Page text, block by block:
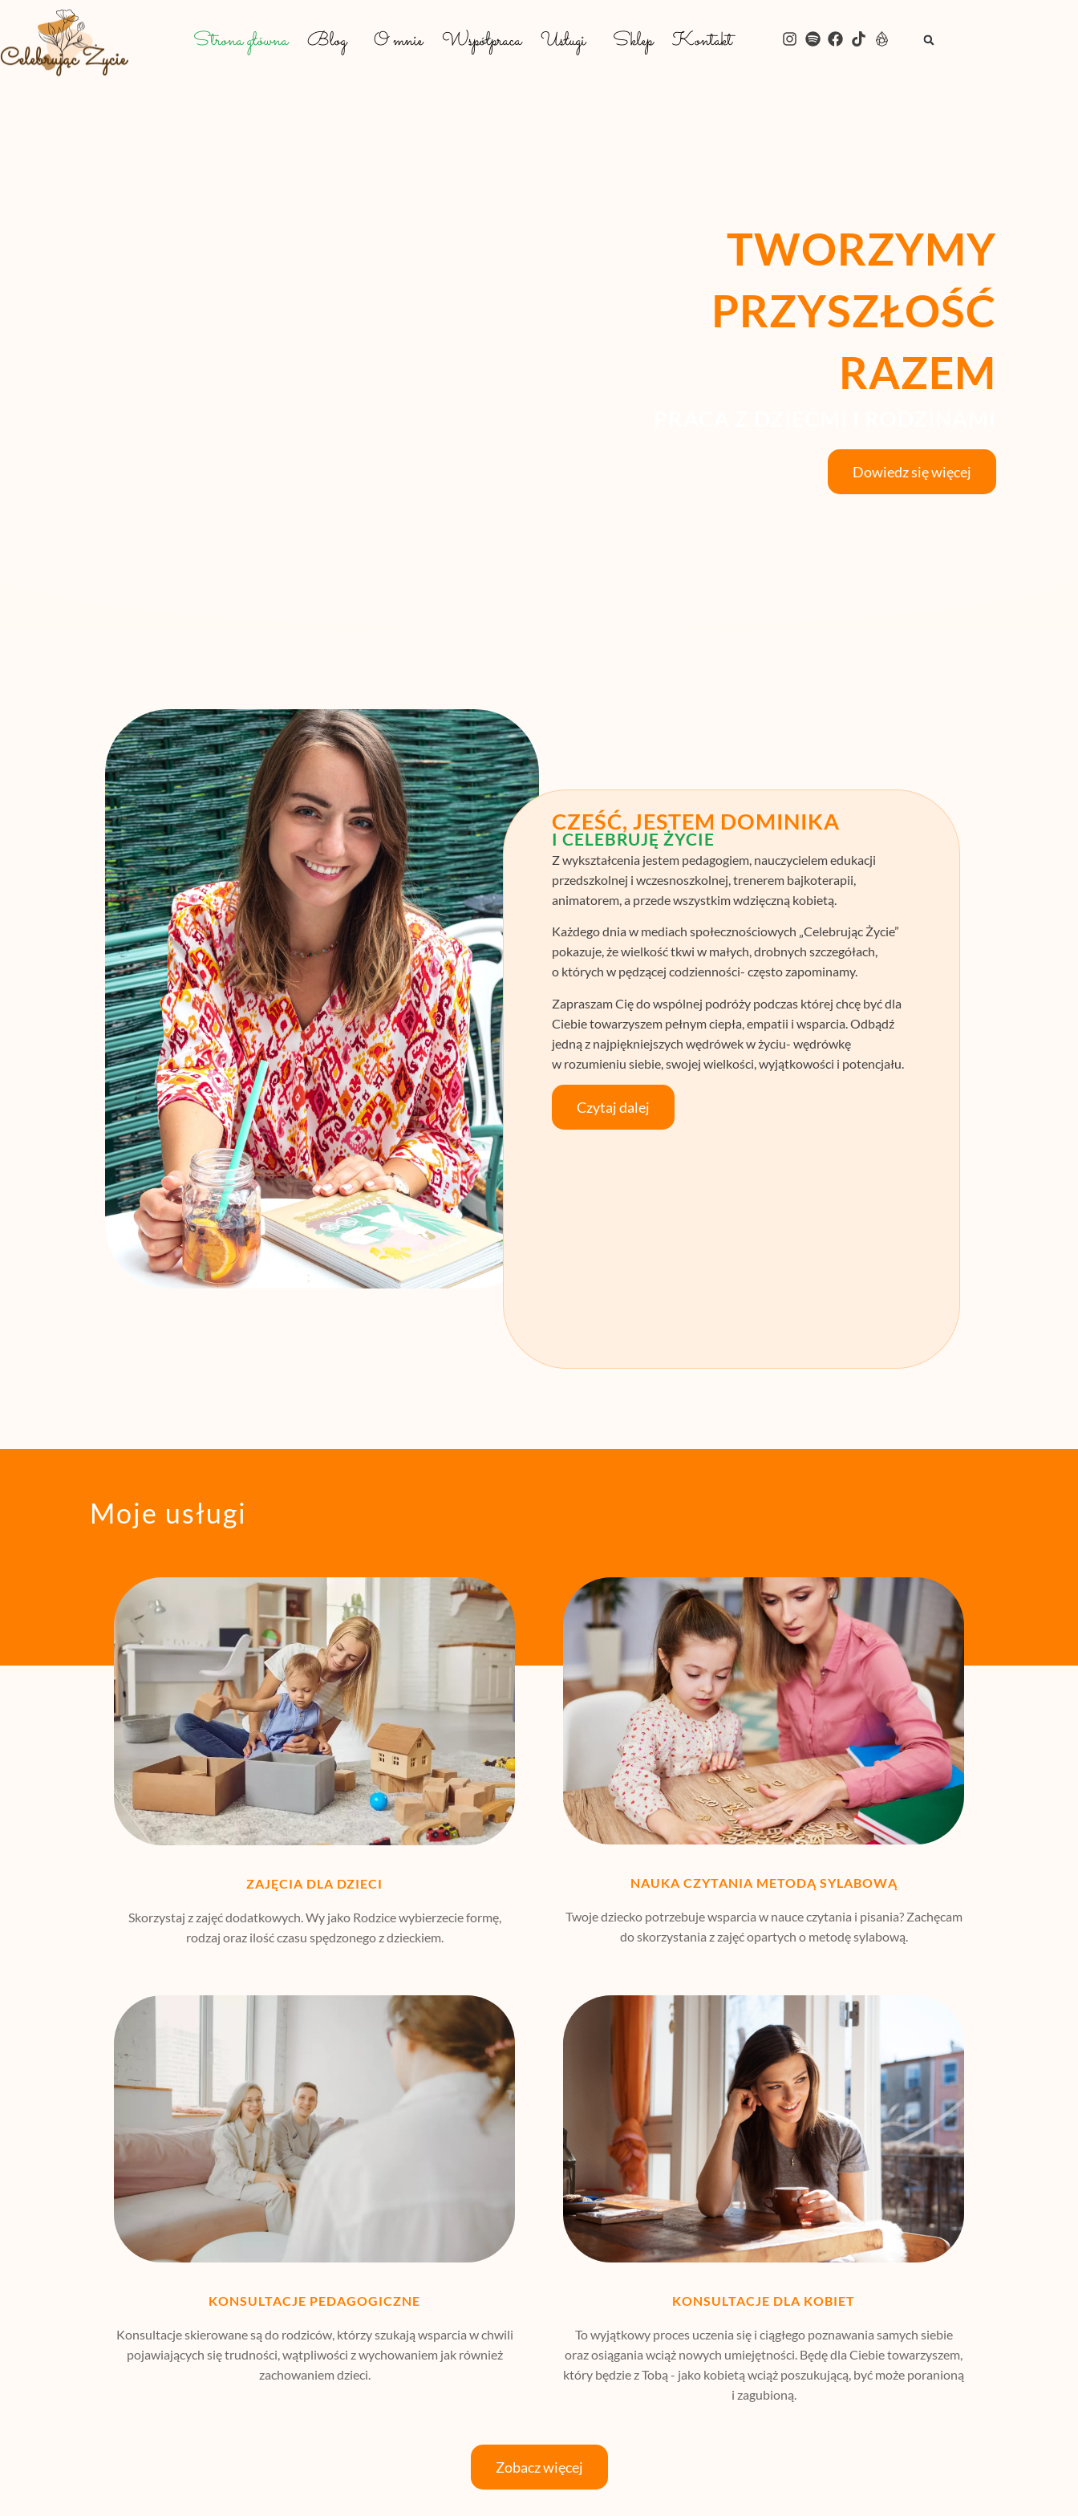
Strona główna Blog O mnie Współpraca Usługi Sklep Kontakt
TWORZYMY
PRZYSZŁOŚĆ
RAZEM
Dowiedz się więcej
CZEŚĆ, JESTEM DOMINIKA
I CELEBRUJĘ ŻYCIE
Z wykształcenia jestem pedagogiem, nauczycielem edukacji
przedszkolnej i wczesnoszkolnej, trenerem bajkoterapii,
animatorem, a przede wszystkim wdzięczną kobietą.
Każdego dnia w mediach społecznościowych „Celebrując Życie”
pokazuje, że wielkość tkwi w małych, drobnych szczegółach,
o których w pędzącej codzienności- często zapominamy.
Zapraszam Cię do wspólnej podróży podczas której chcę być dla
Ciebie towarzyszem pełnym ciepła, empatii i wsparcia. Odbądź
jedną z najpiękniejszych wędrówek w życiu- wędrówkę
w rozumieniu siebie, swojej wielkości, wyjątkowości i potencjału.
Czytaj dalej
Moje usługi
ZAJĘCIA DLA DZIECI
Skorzystaj z zajęć dodatkowych. Wy jako Rodzice wybierzecie formę,
rodzaj oraz ilość czasu spędzonego z dzieckiem.
NAUKA CZYTANIA METODĄ SYLABOWĄ
Twoje dziecko potrzebuje wsparcia w nauce czytania i pisania? Zachęcam
do skorzystania z zajęć opartych o metodę sylabową.
KONSULTACJE PEDAGOGICZNE
Konsultacje skierowane są do rodziców, którzy szukają wsparcia w chwili
pojawiających się trudności, wątpliwości z wychowaniem jak również
zachowaniem dzieci.
KONSULTACJE DLA KOBIET
To wyjątkowy proces uczenia się i ciągłego poznawania samych siebie
oraz osiągania wciąż nowych umiejętności. Będę dla Ciebie towarzyszem,
który będzie z Tobą - jako kobietą wciąż poszukującą, być może poranioną
i zagubioną.
Zobacz więcej